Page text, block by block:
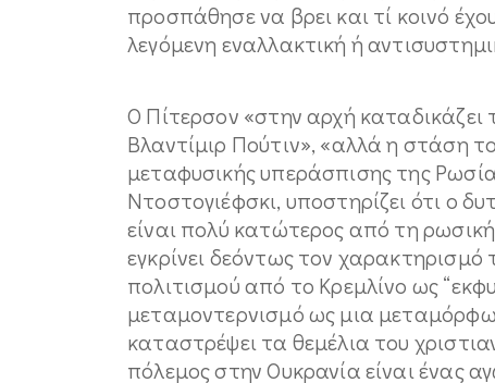
προσπάθησε να βρει και τί κοινό
λεγόμενη εναλλακτική ή
Ο Πίτερσον «στην αρχή
Βλαντίμιρ Πούτιν», «αλλά η στάση
μεταφυσικής υπεράσπισης της
Ντοστογιέφσκι, υποστηρίζει ότι ο
είναι πολύ κατώτερος από τη
εγκρίνει δεόντως τον χαρακτηρισμό
πολιτισμού από το Κρεμλίνο ως
μεταμοντερνισμό ως μια
καταστρέψει τα θεμέλια του
πόλεμος στην Ουκρανία είναι ένας